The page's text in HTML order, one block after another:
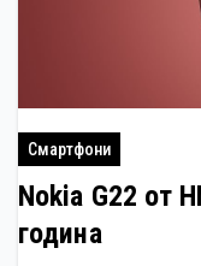
Смартфони
Nokia G22 от
година